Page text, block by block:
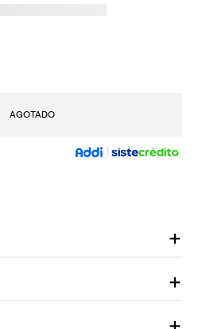
AGOTADO